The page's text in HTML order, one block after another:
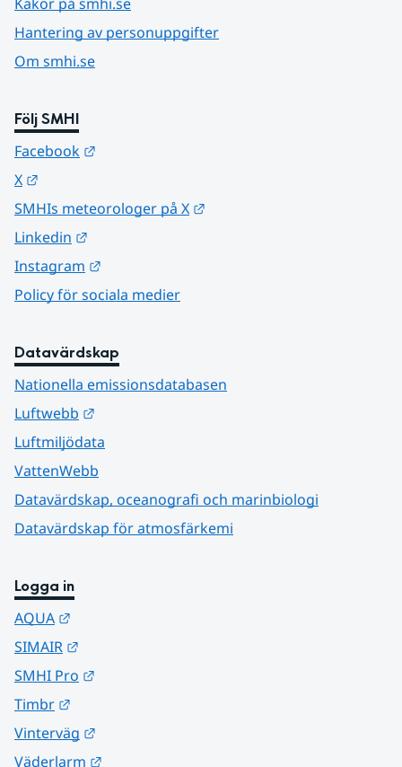
Hantering av personuppgifter
Om smhi.se
Följ SMHI
Facebook
X
SMHIs meteorologer på X
Linkedin
Instagram
Policy för sociala medier
Datavärdskap
Nationella emissionsdatabasen
Luftwebb
Luftmiljödata
VattenWebb
Datavärdskap, oceanografi och marinbiologi
Datavärdskap för atmosfärkemi
Logga in
AQUA
SIMAIR
SMHI Pro
Timbr
Vinterväg
Väderlarm